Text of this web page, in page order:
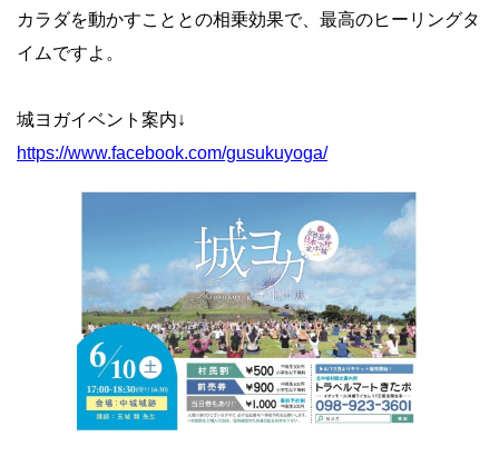
カラダを動かすこととの相乗効果で、最高のヒーリングタ
イムですよ。
城ヨガイベント案内↓
https://www.facebook.com/gusukuyoga/